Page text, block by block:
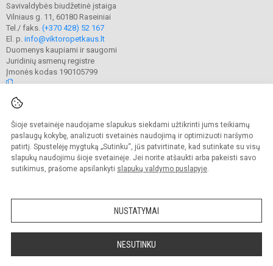
Šioje svetainėje naudojame slapukus siekdami užtikrinti jums teikiamų
paslaugų kokybę, analizuoti svetainės naudojimą ir optimizuoti naršymo
patirtį. Spustelėję mygtuką „Sutinku“, jūs patvirtinate, kad sutinkate su visų
slapukų naudojimu šioje svetainėje. Jei norite atšaukti arba pakeisti savo
sutikimus, prašome apsilankyti slapukų valdymo puslapyje.
NUSTATYMAI
NESUTINKU
Savivaldybės biudžetinė įstaiga
Vilniaus g. 11, 60180 Raseiniai
Tel./ faks. (+370 428) 52 167
El. p. info@viktoropetkaus.lt
Duomenys kaupiami ir saugomi
Juridinių asmenų registre
Įmonės kodas 190105799
Kopijuoti turinį be raštiško mokyklos administracijos sutikimo griežtai
draudžiama.
Prieinamumo paraiška Slapukų valdymas
Sumanus būdas atnaujinti